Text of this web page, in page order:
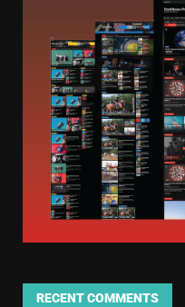
RECENT COMMENTS